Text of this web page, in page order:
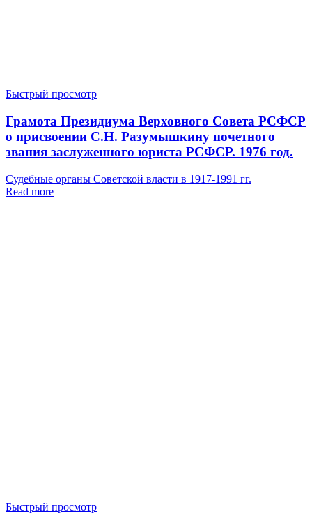
Быстрый просмотр
Грамота Президиума Верховного Совета РСФСР
о присвоении С.Н. Разумышкину почетного
звания заслуженного юриста РСФСР. 1976 год.
Судебные органы Советской власти в 1917-1991 гг.
Read more
Быстрый просмотр